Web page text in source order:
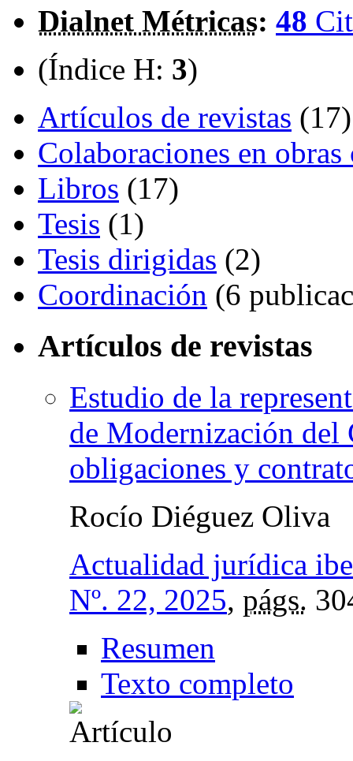
Dialnet Métricas: 48
(Índice H: 3)
Artículos de revistas (17)
Colaboraciones en
Libros (17)
Tesis (1)
Tesis dirigidas (2)
Coordinación (6
Artículos de revistas
Estudio de la
de Modernización
obligaciones y
Rocío Diéguez Oliva
Actualidad jurídica
Nº. 22, 2025, págs.
Resumen
Texto completo